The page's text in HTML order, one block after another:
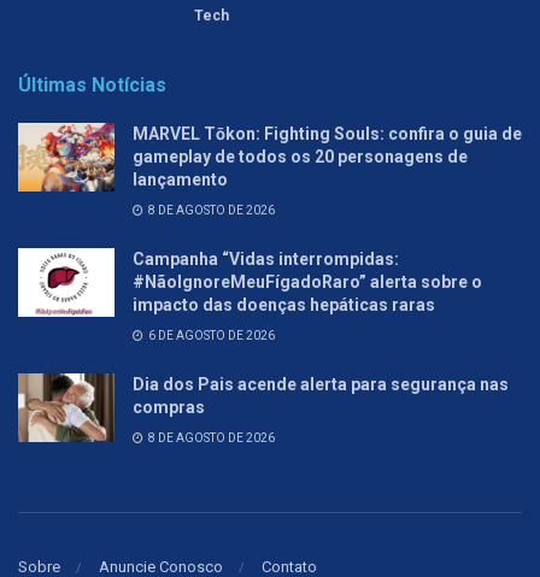
Tech
Últimas Notícias
MARVEL Tōkon: Fighting Souls: confira o guia de
gameplay de todos os 20 personagens de
lançamento
8 DE AGOSTO DE 2026
Campanha “Vidas interrompidas:
#NãoIgnoreMeuFígadoRaro” alerta sobre o
impacto das doenças hepáticas raras
6 DE AGOSTO DE 2026
Dia dos Pais acende alerta para segurança nas
compras
8 DE AGOSTO DE 2026
Sobre Anuncie Conosco Contato